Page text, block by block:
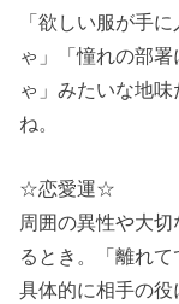
「欲しい服が手
ゃ」「憧れの部
ゃ」みたいな地
ね。
☆恋愛運☆
周囲の異性や大
るとき。「離れて
具体的に相手の役